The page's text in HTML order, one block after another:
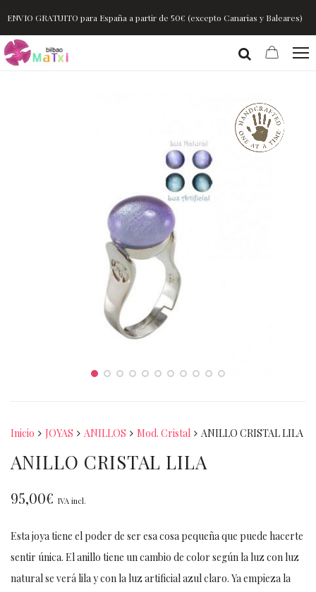
ENVIO GRATUITO para España a partir de 50€ (excepto Canarias y Baleares)
Inicio JOYAS ANILLOS Mod. Cristal ANILLO CRISTAL LILA
ANILLO CRISTAL LILA
95,00€ IVA incl.
Esta joya tiene el poder de ser esa cosa pequeña que puede hacerte
sentir única. El anillo tiene un cambio de color según la luz con luz
natural se verá lila y con la luz artificial azul claro. Ya empieza la